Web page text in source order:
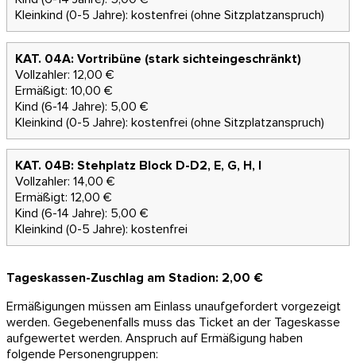
Kleinkind (0-5 Jahre): kostenfrei (ohne Sitzplatzanspruch)
KAT. 04A: Vortribüne (stark sichteingeschränkt)
Vollzahler: 12,00 €
Ermäßigt: 10,00 €
Kind (6-14 Jahre): 5,00 €
Kleinkind (0-5 Jahre): kostenfrei (ohne Sitzplatzanspruch)
KAT. 04B: Stehplatz Block D-D2, E, G, H, I
Vollzahler: 14,00 €
Ermäßigt: 12,00 €
Kind (6-14 Jahre): 5,00 €
Kleinkind (0-5 Jahre): kostenfrei
Tageskassen-Zuschlag am Stadion: 2,00 €
Ermäßigungen müssen am Einlass unaufgefordert vorgezeigt
werden. Gegebenenfalls muss das Ticket an der Tageskasse
aufgewertet werden. Anspruch auf Ermäßigung haben
folgende Personengruppen: